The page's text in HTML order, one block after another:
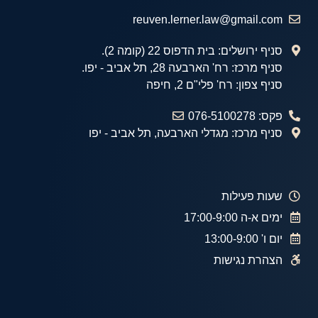
reuven.lerner.law@gmail.com
סניף ירושלים: בית הדפוס 22 (קומה 2).
סניף מרכז: רח' הארבעה 28, תל אביב - יפו.
סניף צפון: רח' פלי"ם 2, חיפה
פקס: 076-5100278
סניף מרכז: מגדלי הארבעה, תל אביב - יפו
שעות פעילות
ימים א-ה 17:00-9:00
יום ו' 13:00-9:00
הצהרת נגישות